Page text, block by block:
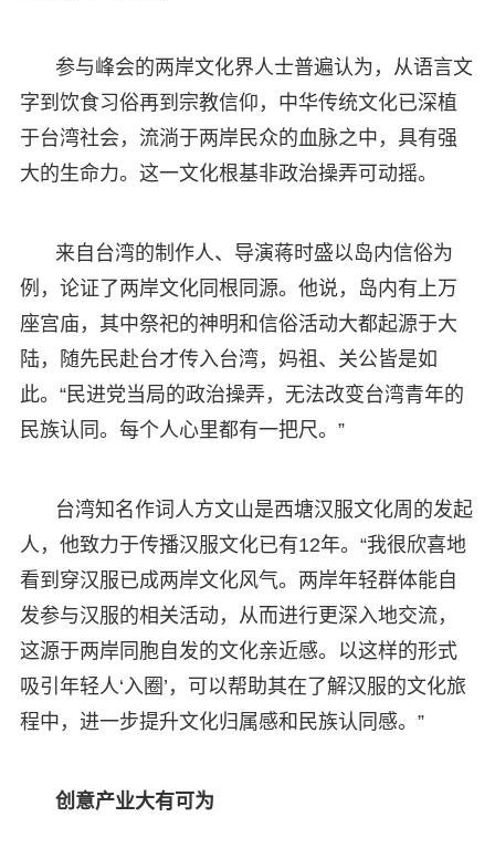
参与峰会的两岸文化界人士普遍认为，从语言文
字到饮食习俗再到宗教信仰，中华传统文化已深植
于台湾社会，流淌于两岸民众的血脉之中，具有强
大的生命力。这一文化根基非政治操弄可动摇。
来自台湾的制作人、导演蒋时盛以岛内信俗为
例，论证了两岸文化同根同源。他说，岛内有上万
座宫庙，其中祭祀的神明和信俗活动大都起源于大
陆，随先民赴台才传入台湾，妈祖、关公皆是如
此。“民进党当局的政治操弄，无法改变台湾青年的
民族认同。每个人心里都有一把尺。”
台湾知名作词人方文山是西塘汉服文化周的发起
人，他致力于传播汉服文化已有12年。“我很欣喜地
看到穿汉服已成两岸文化风气。两岸年轻群体能自
发参与汉服的相关活动，从而进行更深入地交流，
这源于两岸同胞自发的文化亲近感。以这样的形式
吸引年轻人‘入圈’，可以帮助其在了解汉服的文化旅
程中，进一步提升文化归属感和民族认同感。”
创意产业大有可为